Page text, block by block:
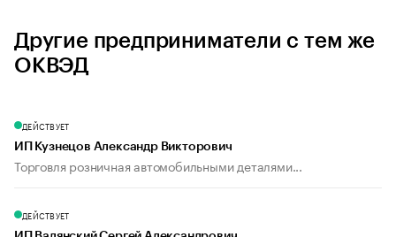
Другие предприниматели с тем же
ОКВЭД
ДЕЙСТВУЕТ
ИП Кузнецов Александр Викторович
Торговля розничная автомобильными деталями...
ДЕЙСТВУЕТ